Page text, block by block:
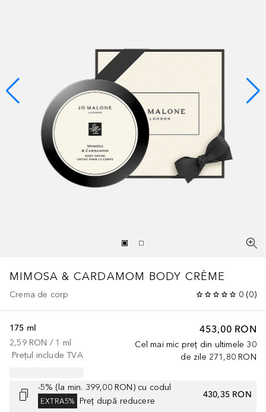
MIMOSA & CARDAMOM BODY CRÈME
Crema de corp 0 (0)
453,00 RON
Cel mai mic preț din ultimele 30
de zile 271,80 RON
175 ml
2,59 RON / 1 ml
Prețul include TVA
-5% (la min. 399,00 RON) cu codul
EXTRA5% Preț după reducere
430,35 RON